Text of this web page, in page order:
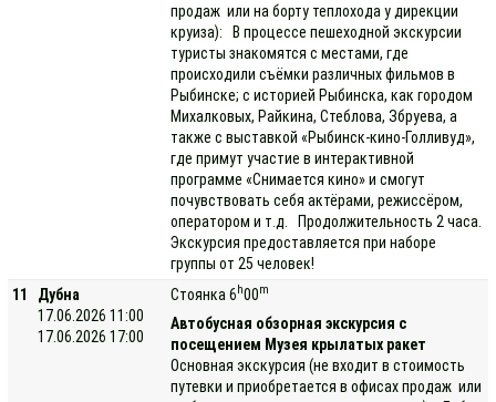
продаж или на борту теплохода у дирекции
круиза): В процессе пешеходной экскурсии
туристы знакомятся с местами, где
происходили съёмки различных фильмов в
Рыбинске; с историей Рыбинска, как городом
Михалковых, Райкина, Стеблова, Збруева, а
также с выставкой «Рыбинск-кино-Голливуд»,
где примут участие в интерактивной
программе «Снимается кино» и смогут
почувствовать себя актёрами, режиссёром,
оператором и т.д. Продолжительность 2 часа.
Экскурсия предоставляется при наборе
группы от 25 человек!
11
Дубна
17.06.2026 11:00
17.06.2026 17:00
Стоянка 6 h00m
Автобусная обзорная экскурсия с
посещением Музея крылатых ракет
Основная экскурсия (не входит в стоимость
путевки и приобретается в офисах продаж или